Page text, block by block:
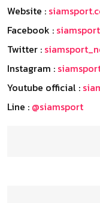
Website :
Facebook : siamsport
Twitter :
Instagram :
Youtube official :
Line : @siamsport